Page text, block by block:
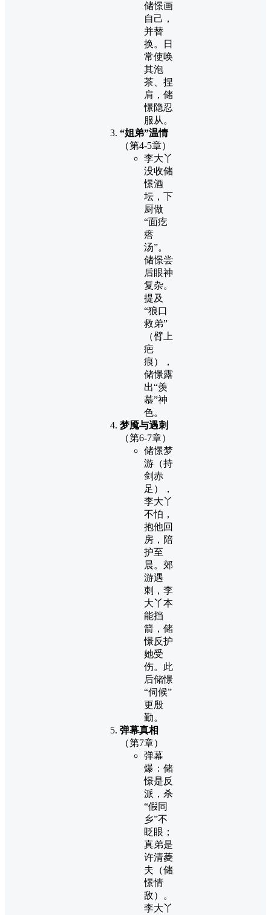
储憬画
自己，
并替
换。日
常使唤
其泡
茶、捏
肩，储
憬隐忍
服从。
“姐弟”温情
（第4-5章）
李大丫
没收储
憬酒
坛，下
厨做
“面疙
瘩
汤”。
储憬尝
后眼神
复杂。
提及
“狼口
救弟”
（臂上
疤
痕），
储憬露
出“羡
慕”神
色。
梦魇与遇刺
（第6-7章）
储憬梦
游（持
剑赤
足），
李大丫
不怕，
抱他回
房，陪
护至
晨。郊
游遇
刺，李
大丫本
能挡
箭，储
憬反护
她受
伤。此
后储憬
“伺候”
更殷
勤。
弹幕真相
（第7章）
弹幕
爆：储
憬是反
派，杀
“假同
乡”不
眨眼；
真弟是
许清菱
夫（储
憬情
敌）。
李大丫